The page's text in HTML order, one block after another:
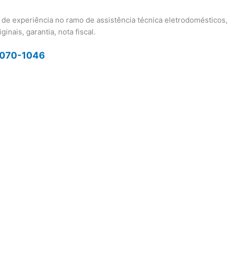
experiência no ramo de assistência técnica eletrodomésticos,
garantia, nota fiscal.
1046